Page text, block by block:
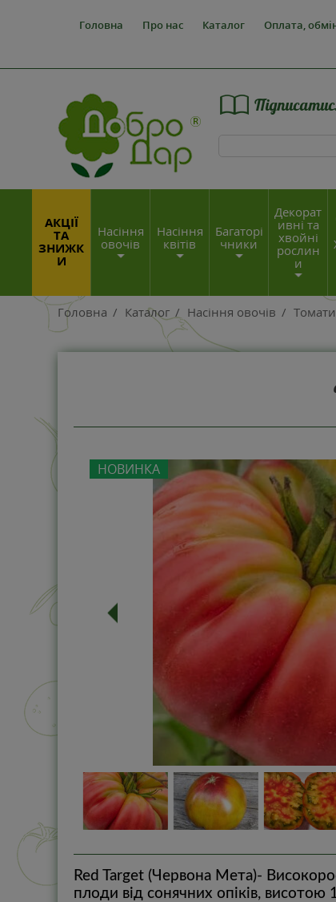
Головна Про нас Каталог Оплата,
АКЦІЇ
ТА
ЗНИЖК
И
Насіння
овочів
Насіння
квітів
Багаторі
чники
Декорат
ивні та
хвойні
рослин
и
Головна / Каталог / Насіння овочів /
-51%
НОВИНКА
Red Target (Червона Мета)-
плоди від сонячних опіків,